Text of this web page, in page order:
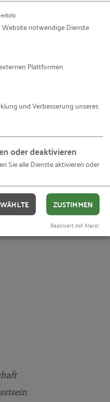
notwendige Dienste
Plattformen
und Verbesserung unseres
oder deaktivieren
Sie alle Dienste aktivieren oder
ZUSTIMMEN
Realisiert mit Klaro!